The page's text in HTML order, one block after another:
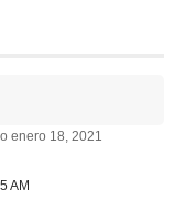
AM
enero 18, 2021